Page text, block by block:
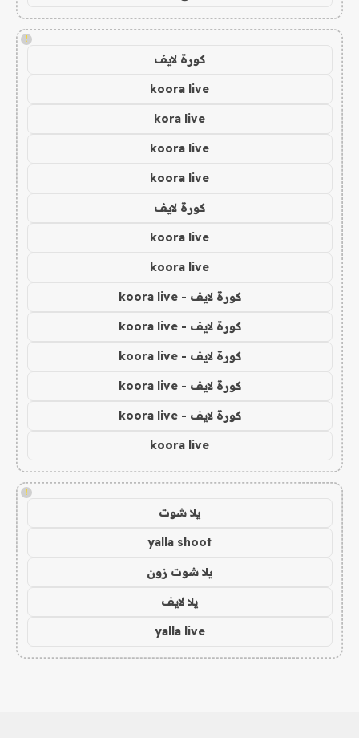
!
كورة لايف
koora live
kora live
koora live
koora live
كورة لايف
koora live
koora live
كورة لايف - koora live
كورة لايف - koora live
كورة لايف - koora live
كورة لايف - koora live
كورة لايف - koora live
koora live
!
يلا شوت
yalla shoot
يلا شوت زون
يلا لايف
yalla live